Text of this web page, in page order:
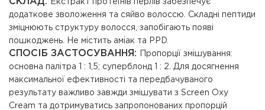
Екстракт протеїнів перлів забезпечує
додаткове зволоження та сяйво волоссю. Складні пептиди
зміцнюють структуру волосся, запобігають появі
пошкоджень. Не містить аміак та PPD.
СПОСІБ ЗАСТОСУВАННЯ:
Пропорції змішування:
основна палітра 1 : 1,5; суперблонд 1 : 2. Для досягнення
максимальної ефективності та передбачуваного
результату важливо завжди змішувати з Screen Oxy
Cream та дотримуватись запропонованих пропорцій